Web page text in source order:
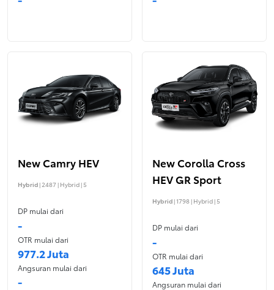
New Camry HEV
Hybrid | 2487 | Hybrid | 5
DP mulai dari
-
OTR mulai dari
977.2 Juta
Angsuran mulai dari
-
New Corolla Cross
HEV GR Sport
Hybrid | 1798 | Hybrid | 5
DP mulai dari
-
OTR mulai dari
645 Juta
Angsuran mulai dari